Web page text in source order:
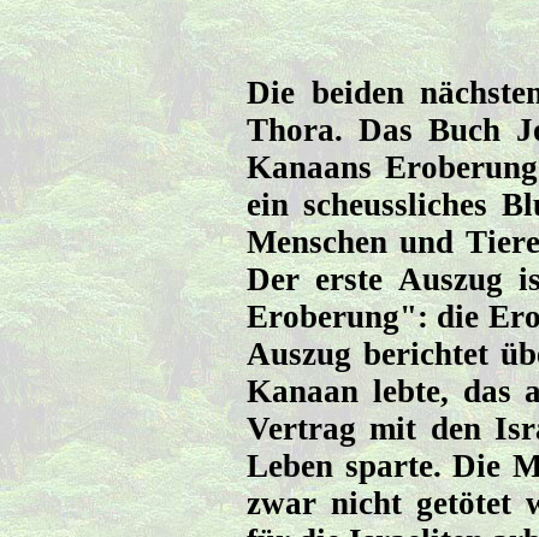
Die beiden
Thora. Das Buch
Kanaans
ein scheussliches
Menschen und
Der erste Auszug
Eroberung": die
Auszug berichtet
Kanaan lebte, das
Vertrag mit den
Leben sparte. Die
zwar nicht getötet